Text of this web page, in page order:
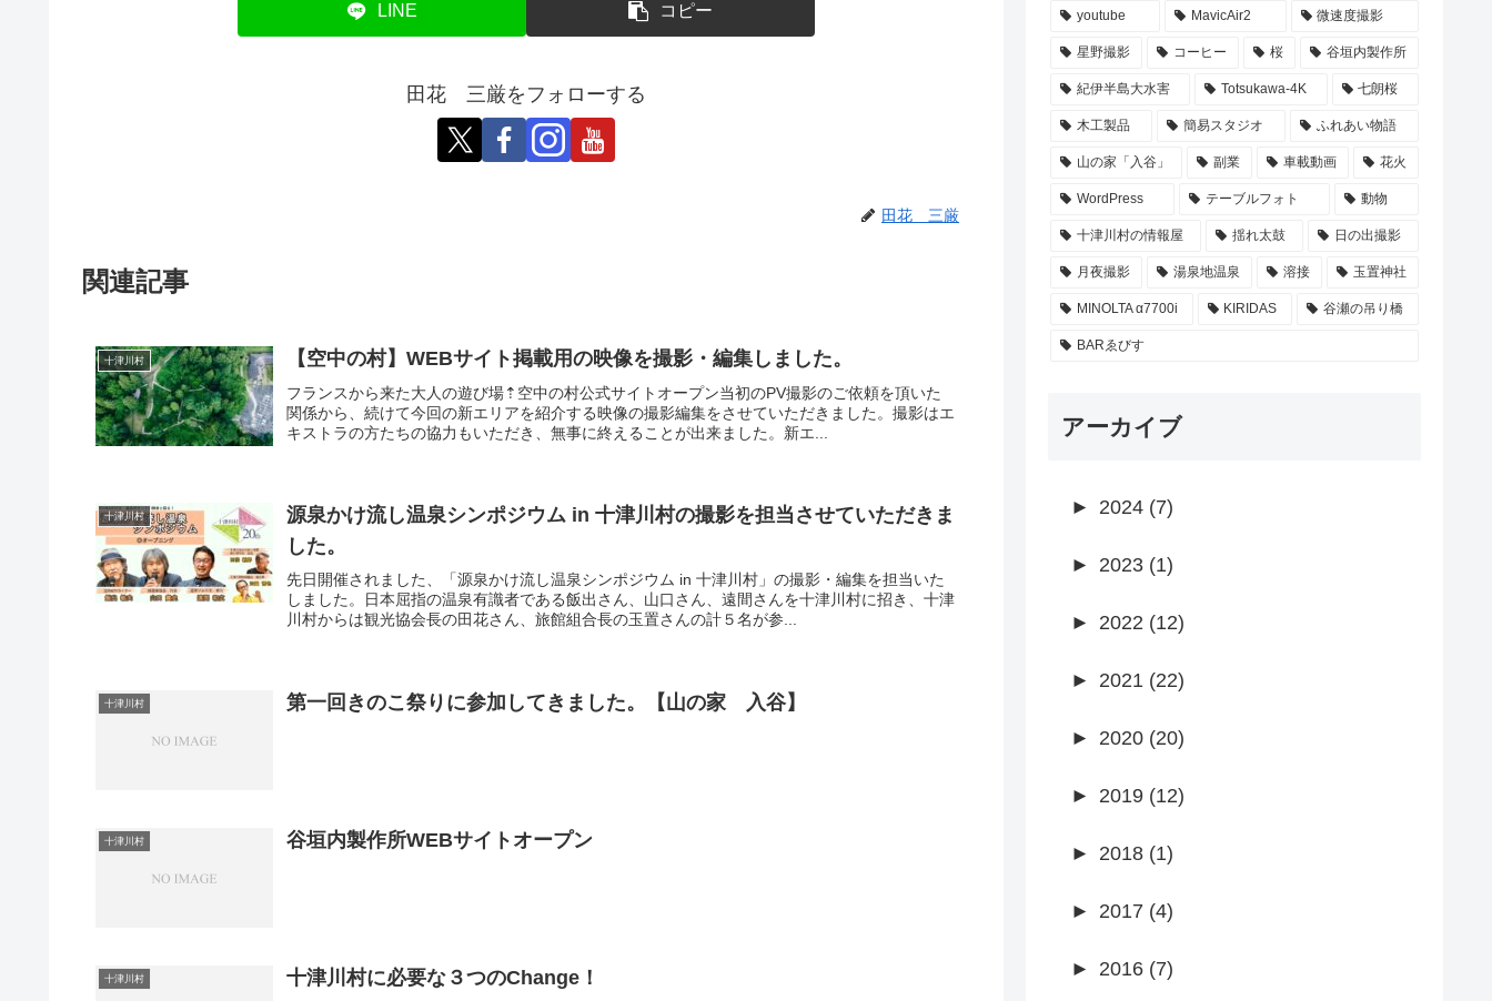
LINE コピー
田花 三厳をフォローする
田花 三厳
関連記事
十津川村 【空中の村】WEBサイト掲載用の映像を撮影・編集しました。
フランスから来た大人の遊び場⇡空中の村公式サイトオープン当初のPV撮影のご依頼を頂いた
関係から、続けて今回の新エリアを紹介する映像の撮影編集をさせていただきました。撮影はエ
キストラの方たちの協力もいただき、無事に終えることが出来ました。新エ...
十津川村
源泉かけ流し温泉シンポジウム in 十津川村の撮影を担当させていただきま
した。
先日開催されました、「源泉かけ流し温泉シンポジウム in 十津川村」の撮影・編集を担当いた
しました。日本屈指の温泉有識者である飯出さん、山口さん、遠間さんを十津川村に招き、十津
川村からは観光協会長の田花さん、旅館組合長の玉置さんの計５名が参...
十津川村 第一回きのこ祭りに参加してきました。【山の家 入谷】
十津川村 谷垣内製作所WEBサイトオープン
十津川村 十津川村に必要な３つのChange！
youtube MavicAir2 微速度撮影
星野撮影 コーヒー 桜 谷垣内製作所
紀伊半島大水害 Totsukawa-4K 七朗桜
木工製品 簡易スタジオ ふれあい物語
山の家「入谷」 副業 車載動画 花火
WordPress テーブルフォト 動物
十津川村の情報屋 揺れ太鼓 日の出撮影
月夜撮影 湯泉地温泉 溶接 玉置神社
MINOLTA α7700i KIRIDAS 谷瀬の吊り橋
BARゑびす
アーカイブ
► 2024 (7)
► 2023 (1)
► 2022 (12)
► 2021 (22)
► 2020 (20)
► 2019 (12)
► 2018 (1)
► 2017 (4)
► 2016 (7)